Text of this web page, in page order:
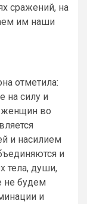
сражений, на
им наши
отметила:
на силу и
женщин во
и насилием
и
тела, души,
не будем
и